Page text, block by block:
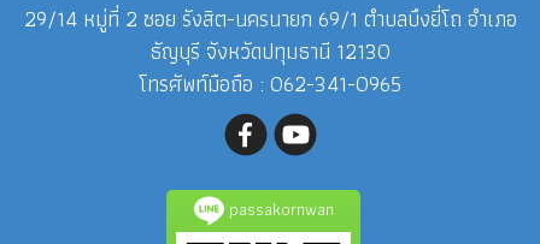
29/14 หมู่ที่ 2 ซอย รังสิต-นครนายก 69/1 ตำบลบึงยี่โถ อำเภอ
ธัญบุรี จังหวัดปทุมธานี 12130
โทรศัพท์มือถือ : 062-341-0965
passakornwan